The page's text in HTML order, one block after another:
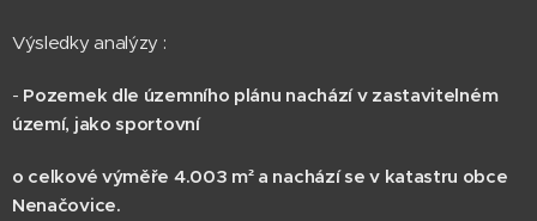
Výsledky analýzy :
- Pozemek dle územního plánu nachází v zastavitelném
území, jako sportovní
o celkové výměře 4.003 m² a nachází se v katastru obce
Nenačovice.